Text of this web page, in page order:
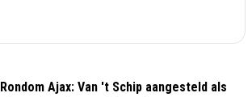
Rondom Ajax: Van 't Schip aangesteld als